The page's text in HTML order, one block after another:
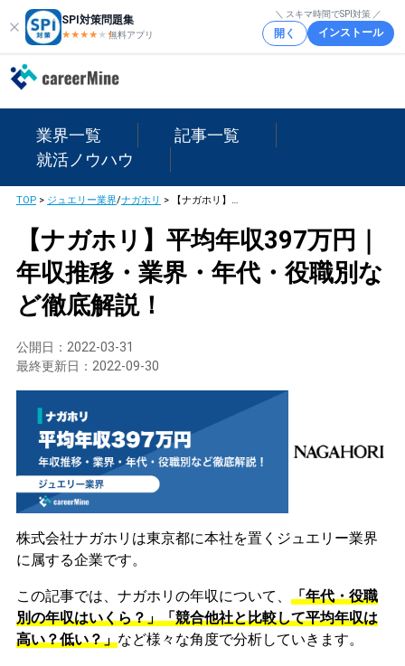
SPI対策問題集
★★★★ ★★
無料アプリ
＼ スキマ時間でSPI対策 ／
開く インストール
業界一覧
記事一覧
就活ノウハウ
TOP> ジュエリー業界/ナガホリ > 【ナガホリ】平均年収397万円｜年収推移・業界・年代・役職別など徹底解説！
【ナガホリ】平均年収397万円｜
年収推移・業界・年代・役職別な
ど徹底解説！
公開日： 2022-03-31
最終更新日： 2022-09-30
株式会社ナガホリは東京都に本社を置くジュエリー業界
に属する企業です。
この記事では、ナガホリの年収について、 「年代・役職
別の年収はいくら？」「競合他社と比較して平均年収は
高い？低い？」など様々な角度で分析していきます。